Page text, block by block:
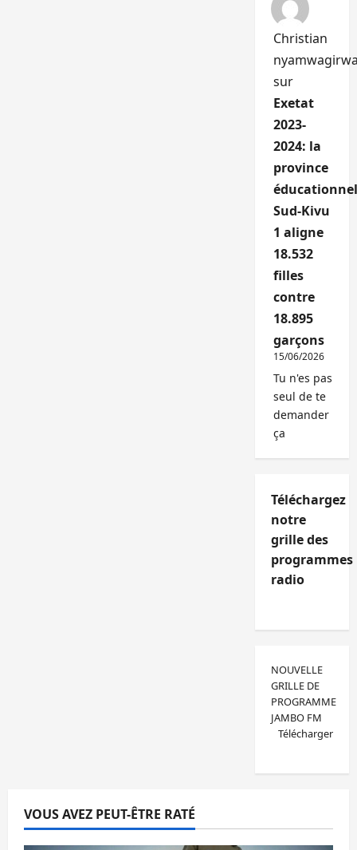
Christian
sur
Exetat
2023-
2024: la
province
Sud-Kivu
1 aligne
18.532
filles
contre
18.895
garçons
15/06/2026
Tu n'es pas
seul de te
demander
ça
Téléchargez
notre
grille des
programmes
radio
NOUVELLE
GRILLE DE
PROGRAMME
JAMBO FM
Télécharger
VOUS AVEZ PEUT-ÊTRE RATÉ